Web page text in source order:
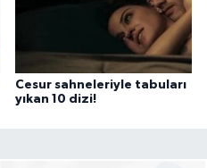
Cesur sahneleriyle tabuları
yıkan 10 dizi!